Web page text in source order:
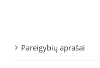
Pareigybių aprašai